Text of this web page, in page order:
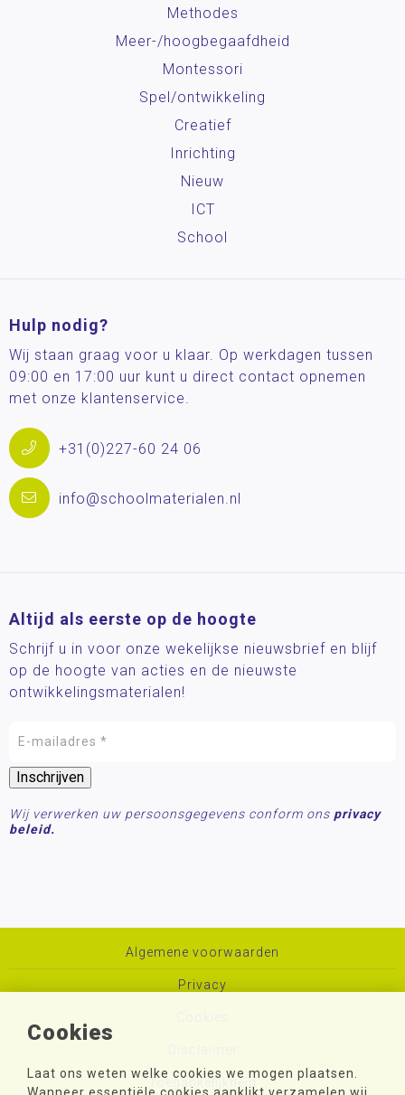
Cookies
Laat ons weten welke cookies we mogen plaatsen.
Methodes
Meer-/hoog­begaafdheid
Montessori
Spel/ontwikkeling
Creatief
Inrichting
Nieuw
ICT
School
Hulp nodig?
Wij staan graag voor u klaar. Op werkdagen tussen
09:00 en 17:00 uur kunt u direct contact opnemen
met onze klantenservice.
+31(0)227-60 24 06
info@schoolmaterialen.nl
Altijd als eerste op de hoogte
Schrijf u in voor onze wekelijkse nieuwsbrief en blijf
op de hoogte van acties en de nieuwste
ontwikkelingsmaterialen!
Wij verwerken uw persoonsgegevens conform ons privacy
beleid.
Algemene voorwaarden
Privacy
Toegankelijkheid